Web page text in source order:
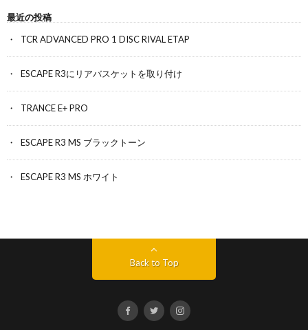
最近の投稿
TCR ADVANCED PRO 1 DISC RIVAL ETAP
ESCAPE R3にリアバスケットを取り付け
TRANCE E+ PRO
ESCAPE R3 MS ブラックトーン
ESCAPE R3 MS ホワイト
Back to Top